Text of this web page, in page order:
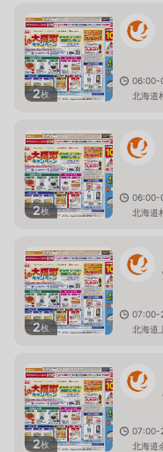
2枚
06:00-
北海道
2枚
06:00-
北海道
2枚
07:00-
北海道
2枚
07:00-
北海道